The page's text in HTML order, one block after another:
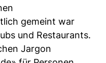
gemeint war
und Restaurants.
Jargon